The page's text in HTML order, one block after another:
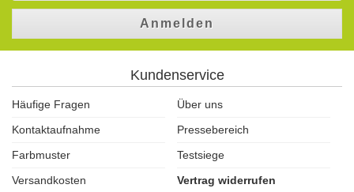
Anmelden
Kundenservice
Häufige Fragen
Über uns
Kontaktaufnahme
Pressebereich
Farbmuster
Testsiege
Versandkosten
Vertrag widerrufen